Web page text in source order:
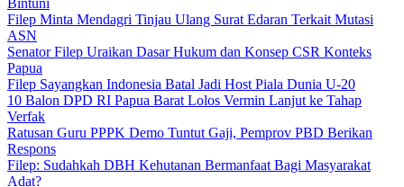
Bintuni
Filep Minta Mendagri Tinjau Ulang Surat Edaran Terkait Mutasi
ASN
Senator Filep Uraikan Dasar Hukum dan Konsep CSR Konteks
Papua
Filep Sayangkan Indonesia Batal Jadi Host Piala Dunia U-20
10 Balon DPD RI Papua Barat Lolos Vermin Lanjut ke Tahap
Verfak
Ratusan Guru PPPK Demo Tuntut Gaji, Pemprov PBD Berikan
Respons
Filep: Sudahkah DBH Kehutanan Bermanfaat Bagi Masyarakat
Adat?